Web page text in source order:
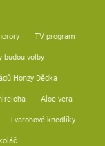
TV program
budou volby
Honzy Dědka
Aloe vera
Tvarohové knedlíky